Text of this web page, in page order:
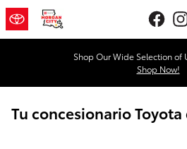
Skip to main content
Shop Our Wide Selection of
Shop Now!
Tu concesionario